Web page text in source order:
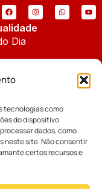
tecnologias como
do dispositivo.
dados, como
neste site. Não consentir
certos recursos e
Dia